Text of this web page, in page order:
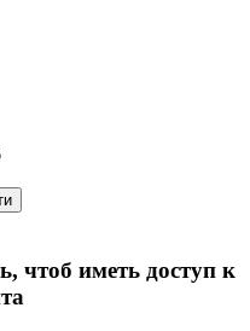
чтоб иметь доступ к